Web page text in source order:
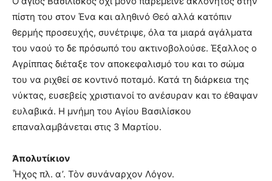
πίστη του στον Ένα και αληθινό Θεό αλλά κατόπιν
θερμής προσευχής, συνέτριψε, όλα τα μιαρά αγάλματα
του ναού το δε πρόσωπό του ακτινοβολούσε. Έξαλλος ο
Αγρίππας διέταξε τον αποκεφαλισμό του και το σώμα
του να ριχθεί σε κοντινό ποταμό. Κατά τη διάρκεια της
νύκτας, ευσεβείς χριστιανοί το ανέσυραν και το έθαψαν
ευλαβικά. Η μνήμη του Αγίου Βασιλίσκου
επαναλαμβάνεται στις 3 Μαρτίου.
Ἀπολυτίκιον
Ἦχος πλ. α’. Τὸν συνάναρχον Λόγον.